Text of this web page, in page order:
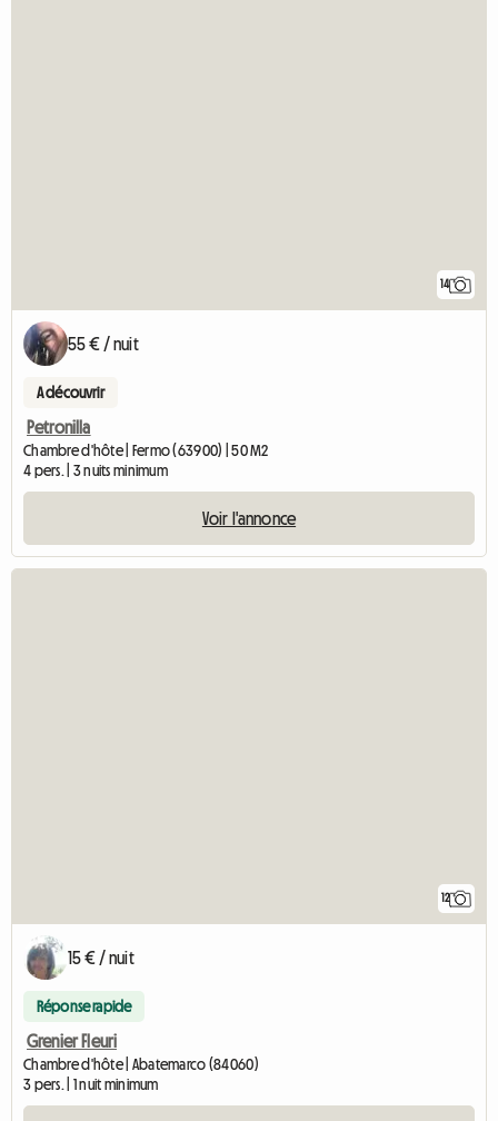
14
55 € / nuit
A découvrir
Petronilla
Chambre d'hôte | Fermo (63900) | 50 M2
4 pers. | 3 nuits minimum
Voir l'annonce
12
15 € / nuit
Réponse rapide
Grenier Fleuri
Chambre d'hôte | Abatemarco (84060)
3 pers. | 1 nuit minimum